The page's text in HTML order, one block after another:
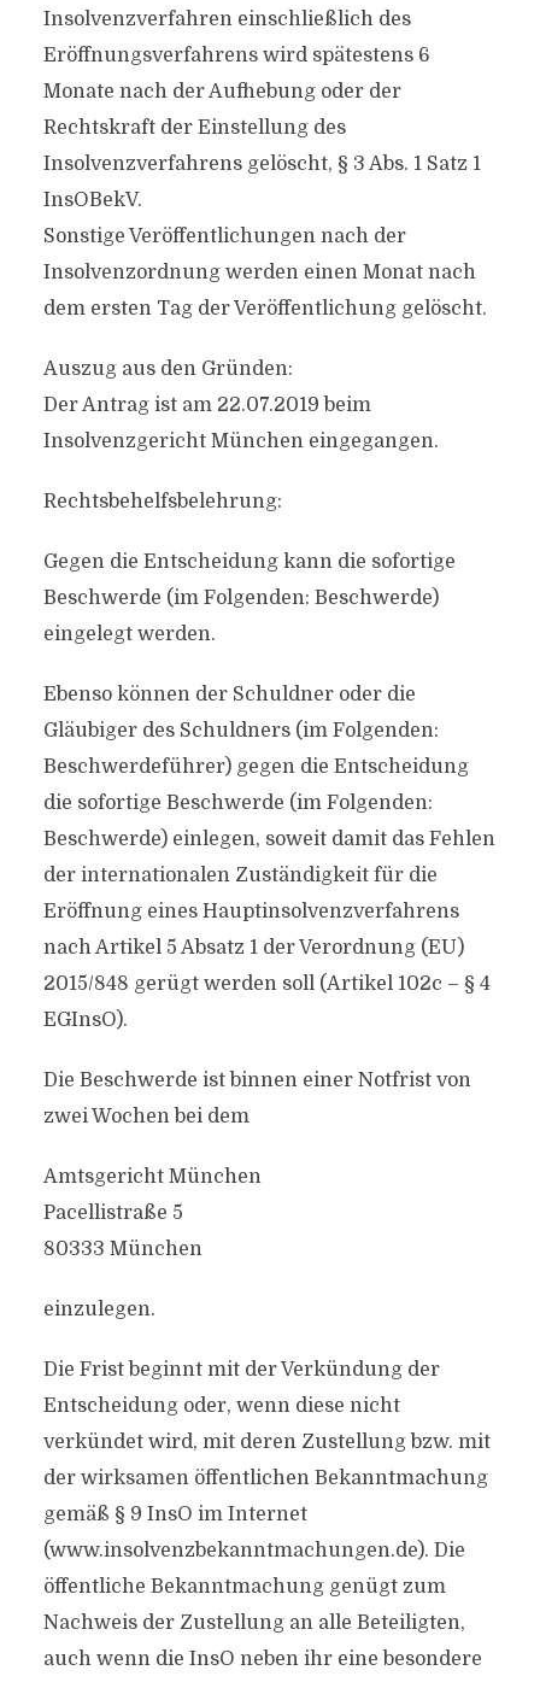
Insolvenzverfahren einschließlich des
Eröffnungsverfahrens wird spätestens 6
Monate nach der Aufhebung oder der
Rechtskraft der Einstellung des
Insolvenzverfahrens gelöscht, § 3 Abs. 1 Satz 1
InsOBekV.
Sonstige Veröffentlichungen nach der
Insolvenzordnung werden einen Monat nach
dem ersten Tag der Veröffentlichung gelöscht.
Auszug aus den Gründen:
Der Antrag ist am 22.07.2019 beim
Insolvenzgericht München eingegangen.
Rechtsbehelfsbelehrung:
Gegen die Entscheidung kann die sofortige
Beschwerde (im Folgenden: Beschwerde)
eingelegt werden.
Ebenso können der Schuldner oder die
Gläubiger des Schuldners (im Folgenden:
Beschwerdeführer) gegen die Entscheidung
die sofortige Beschwerde (im Folgenden:
Beschwerde) einlegen, soweit damit das Fehlen
der internationalen Zuständigkeit für die
Eröffnung eines Hauptinsolvenzverfahrens
nach Artikel 5 Absatz 1 der Verordnung (EU)
2015/848 gerügt werden soll (Artikel 102c – § 4
EGInsO).
Die Beschwerde ist binnen einer Notfrist von
zwei Wochen bei dem
Amtsgericht München
Pacellistraße 5
80333 München
einzulegen.
Die Frist beginnt mit der Verkündung der
Entscheidung oder, wenn diese nicht
verkündet wird, mit deren Zustellung bzw. mit
der wirksamen öffentlichen Bekanntmachung
gemäß § 9 InsO im Internet
(www.insolvenzbekanntmachungen.de). Die
öffentliche Bekanntmachung genügt zum
Nachweis der Zustellung an alle Beteiligten,
auch wenn die InsO neben ihr eine besondere